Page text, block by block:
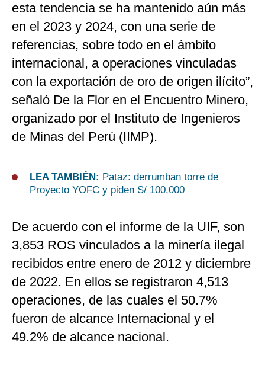
esta tendencia se ha mantenido aún más
en el 2023 y 2024, con una serie de
referencias, sobre todo en el ámbito
internacional, a operaciones vinculadas
con la exportación de oro de origen ilícito”,
señaló De la Flor en el Encuentro Minero,
organizado por el Instituto de Ingenieros
de Minas del Perú (IIMP).
LEA TAMBIÉN: Pataz: derrumban torre de
Proyecto YOFC y piden S/ 100,000
De acuerdo con el informe de la UIF, son
3,853 ROS vinculados a la minería ilegal
recibidos entre enero de 2012 y diciembre
de 2022. En ellos se registraron 4,513
operaciones, de las cuales el 50.7%
fueron de alcance Internacional y el
49.2% de alcance nacional.